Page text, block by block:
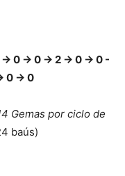
> 0 -> 0 -> 2 -> 0 -> 0 -
0 -> 0
Gemas por ciclo de
baús)